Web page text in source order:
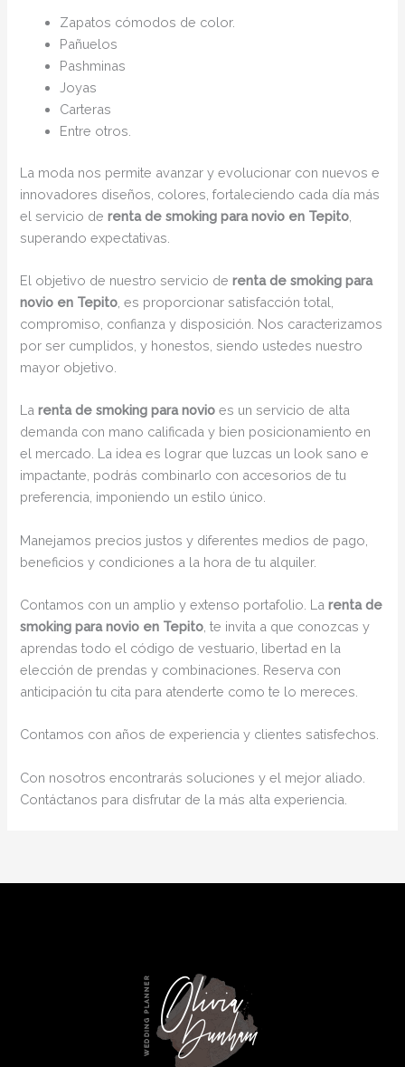
Zapatos cómodos de color.
Pañuelos
Pashminas
Joyas
Carteras
Entre otros.
La moda nos permite avanzar y evolucionar con nuevos e
innovadores diseños, colores, fortaleciendo cada día más
el servicio derenta de smoking para novio en Tepito
superando expectativas.
El objetivo de nuestro servicio derenta de smoking para
novio en Tepito , es proporcionar satisfacción total,
compromiso, confianza y disposición. Nos caracterizamos
por ser cumplidos, y honestos, siendo ustedes nuestro
mayor objetivo.
Larenta de smoking para novioes un servicio de alta
demanda con mano calificada y bien posicionamiento en
el mercado. La idea es lograr que luzcas un look sano e
impactante, podrás combinarlo con accesorios de tu
preferencia, imponiendo un estilo único.
Manejamos precios justos y diferentes medios de pago,
beneficios y condiciones a la hora de tu alquiler.
Contamos con un amplio y extenso portafolio. Larenta de
smoking para novio en Tepito , te invita a que conozcas y
aprendas todo el código de vestuario, libertad en la
elección de prendas y combinaciones. Reserva con
anticipación tu cita para atenderte como te lo mereces.
Contamos con años de experiencia y clientes satisfechos.
Con nosotros encontrarás soluciones y el mejor aliado.
Contáctanos para disfrutar de la más alta experiencia.